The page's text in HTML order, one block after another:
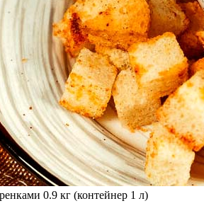
0.9 кг (контейнер 1 л)